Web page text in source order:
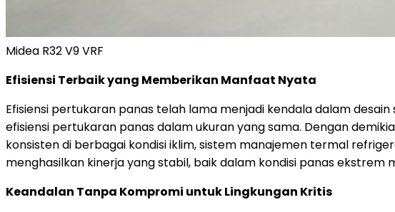
Midea R32 V9 VRF
Efisiensi Terbaik yang Memberikan Manfaat Nyata
Efisiensi pertukaran panas telah lama menjadi kendala dalam
efisiensi pertukaran panas dalam ukuran yang sama. Dengan
konsisten di berbagai kondisi iklim, sistem manajemen termal
menghasilkan kinerja yang stabil, baik dalam kondisi panas
Keandalan Tanpa Kompromi untuk Lingkungan Kritis